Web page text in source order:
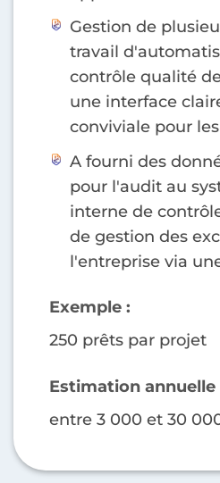
Gestion de
travail
contrôle qualité
une interface
conviviale pour
A fourni des
pour l'audit au
interne de
de gestion des
l'entreprise via
Exemple :
250 prêts par projet
Estimation annuelle
entre 3 000 et 30